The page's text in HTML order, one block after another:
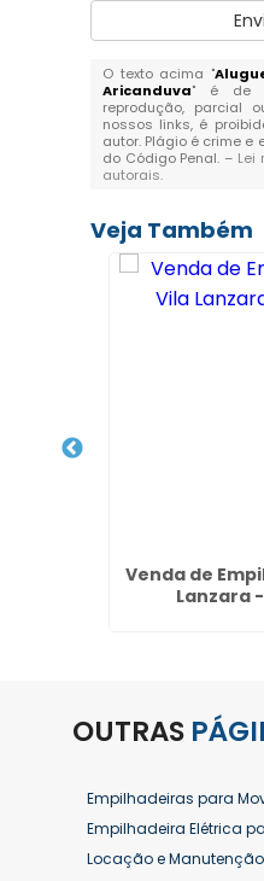
O texto acima "
Aricanduva" é de
reprodução, parcial
nossos links, é
autor. Plágio é crime e
do Código Penal. – Lei
autorais.
Veja Também
Venda de
Lanzara
OUTRAS
Empilhadeiras para
Empilhadeira Elétrica
Locação e